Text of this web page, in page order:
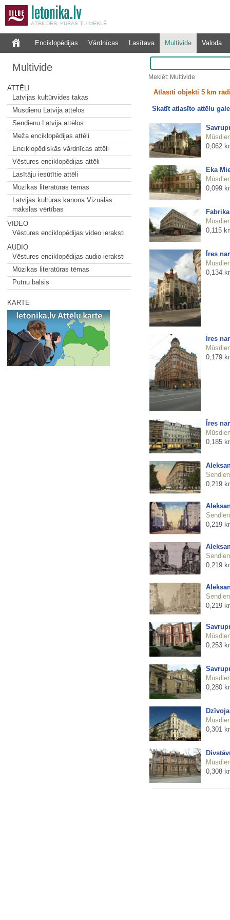
Enciklopēdijas Vārdnīcas Lasītava Multivide Valoda
Multivide
ATTĒLI
Latvijas kultūrvides takas
Mūsdienu Latvija attēlos
Sendienu Latvija attēlos
Meža enciklopēdijas attēli
Enciklopēdiskās vārdnīcas attēli
Vēstures enciklopēdijas attēli
Lasītāju iesūtītie attēli
Mūzikas literatūras tēmas
Latvijas kultūras kanona Vizuālās
mākslas vērtības
VIDEO
Vēstures enciklopēdijas video ieraksti
AUDIO
Vēstures enciklopēdijas audio ieraksti
Mūzikas literatūras tēmas
Putnu balsis
KARTE
Meklēt: Multivide
Atlasīti objekti 5 km
Skatīt atlasīto attēlu
0,062
Ēka
0,099
0,115
Īres
0,134
Īres
0,179
Īres
0,185
0,219
0,219
0,219
0,219
0,253
0,280
0,301
0,308